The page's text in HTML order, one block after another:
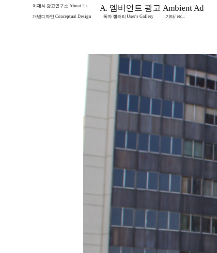
이제석 광고연구소 About Us A. 엠비언트 광고 Ambient Ad
개념디자인 Conceptual Design 독자 갤러리 User's Gallery 기타/ etc...